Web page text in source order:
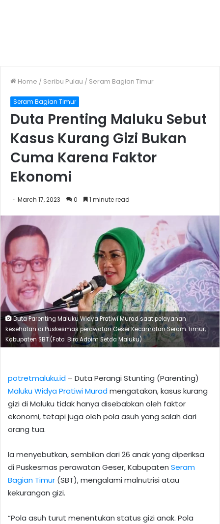
Home / Seribu Pulau / Seram Bagian Timur
Seram Bagian Timur
Duta Prenting Maluku Sebut
Kasus Kurang Gizi Bukan
Cuma Karena Faktor
Ekonomi
March 17, 2023 0 1 minute read
Duta Parenting Maluku Widya Pratiwi Murad saat pelayanan
kesehatan di Puskesmas perawatan Geser Kecamatan Seram Timur,
Kabupaten SBT.(Foto: Biro Adpim Setda Maluku)
potretmaluku.id – Duta Perangi Stunting (Parenting)
MalukuWidya Pratiwi Muradmengatakan, kasus kurang
gizi di Maluku tidak hanya disebabkan oleh faktor
ekonomi, tetapi juga oleh pola asuh yang salah dari
orang tua.
Ia menyebutkan, sembilan dari 26 anak yang diperiksa
di Puskesmas perawatan Geser, Kabupaten Seram
Bagian Timur (SBT), mengalami malnutrisi atau
kekurangan gizi.
“Pola asuh turut menentukan status gizi anak. Pola